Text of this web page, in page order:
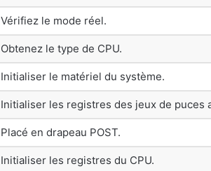
Vérifiez le mode réel.
Obtenez le type de CPU.
Initialiser le matériel du système.
Initialiser les registres des jeux de puces
Placé en drapeau POST.
Initialiser les registres du CPU.